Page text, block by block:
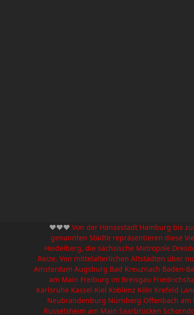
❤️❤️❤️ Von der Hansestadt Hamburg bis
genannten Städte repräsentieren diese
Heidelberg, die sächsische Metropole
Reize. Von mittelalterlichen Altstädten über
Amsterdam Augsburg Bad Kreuznach Baden-
am Main Freiburg im Breisgau
Karlsruhe Kassel Kiel Koblenz Köln Krefeld
Neubrandenburg Nürnberg Offenbach am
Rüsselsheim am Main Saarbrücken